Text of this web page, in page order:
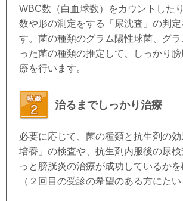
WBC数（白血球数）をカウントした
数や形の測定をする「尿沈査」の判定
す。菌の種類のグラム陽性球菌、グ
った菌の種類の推定して、しっかり
療を行います。
治るまでしっかり治療
必要に応じて、菌の種類と抗生剤の
培養」の検査や、抗生剤内服後の尿
っと膀胱炎の治療が成功しているかを
（２回目の受診の希望のある方にたい